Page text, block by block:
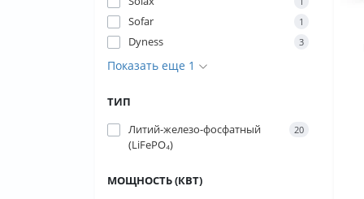
Sofar 1
Dyness 3
Показать еще 1
ТИП
Литий-железо-фосфатный
(LiFePO₄)
20
МОЩНОСТЬ (КВТ)